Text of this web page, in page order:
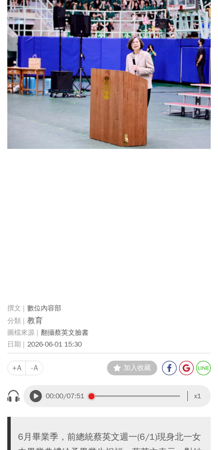
數位內容部
教育
翻攝蔡英文臉書
2026-06-01 15:30
+A -A 加入收藏
00:00/07:51 x1
6月畢業季，前總統蔡英文週一(6/1)現身北一女